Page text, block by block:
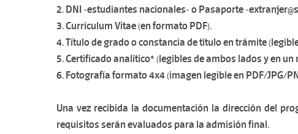
2. DNI -estudiantes nacionales- o Pasaporte -
3. Curriculum Vitae (en formato PDF).
4. Título de grado o constancia de título en trámite
5. Certificado analítico* (legibles de ambos lados y en un
6. Fotografía formato 4x4 (imagen legible en PDF/JPG/
Una vez recibida la documentación la dirección del
requisitos serán evaluados para la admisión final.